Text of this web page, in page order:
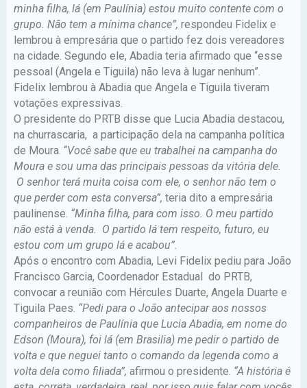
minha filha, lá (em Paulínia) estou muito contente com o
grupo. Não tem a mínima chance”, respondeu Fidelix e
lembrou à empresária que o partido fez dois vereadores
na cidade. Segundo ele, Abadia teria afirmado que “esse
pessoal (Angela e Tiguila) não leva à lugar nenhum”.
Fidelix lembrou à Abadia que Angela e Tiguila tiveram
votações expressivas.
O presidente do PRTB disse que Lucia Abadia destacou,
na churrascaria, a participação dela na campanha política
de Moura. “Você sabe que eu trabalhei na campanha do
Moura e sou uma das principais pessoas da vitória dele.
O senhor terá muita coisa com ele, o senhor não tem o
que perder com esta conversa”, teria dito a empresária
paulinense. “Minha filha, para com isso. O meu partido
não está à venda. O partido lá tem respeito, futuro, eu
estou com um grupo lá e acabou”.
Após o encontro com Abadia, Levi Fidelix pediu para João
Francisco Garcia, Coordenador Estadual do PRTB,
convocar a reunião com Hércules Duarte, Angela Duarte e
Tiguila Paes. “Pedi para o João antecipar aos nossos
companheiros de Paulínia que Lucia Abadia, em nome do
Edson (Moura), foi lá (em Brasilia) me pedir o partido de
volta e que neguei tanto o comando da legenda como a
volta dela como filiada”, afirmou o presidente. “A história é